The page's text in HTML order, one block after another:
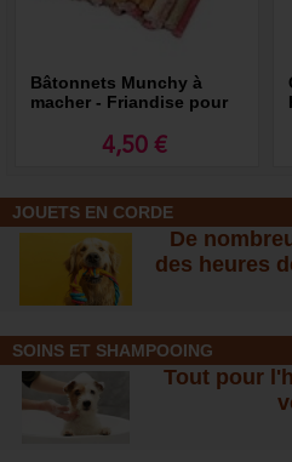
Bâtonnets Munchy à
macher - Friandise pour
4,50 €
JOUETS EN CORDE
De
des heures
SOINS ET SHAMPOOING
Tout pour